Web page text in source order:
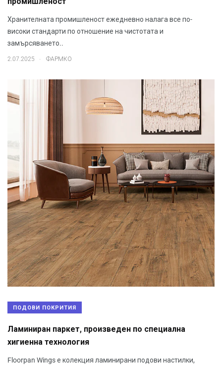
Хранителната промишленост ежедневно налага все по-
високи стандарти по отношение на чистотата и
замърсяването..
2.07.2025 ФАРМКО
ПОДОВИ ПОКРИТИЯ
Ламиниран паркет, произведен по специална
хигиенна технология
Floorpan Wings е колекция ламинирани подови настилки,